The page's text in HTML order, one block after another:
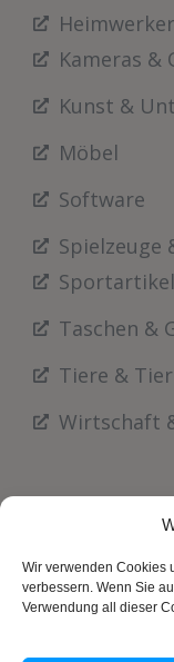
Wir verwenden Cookies
verbessern. Wenn Sie
Verwendung all dieser
Kameras &
Kunst &
Möbel
Software
Spielzeuge
Sportartikel
Taschen &
Tiere &
Wirtschaft